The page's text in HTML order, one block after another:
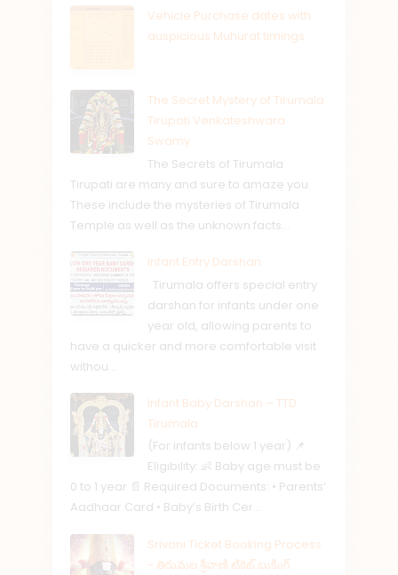
Vehicle Purchase dates with
auspicious Muhurat timings
The Secret Mystery of Tirumala
Tirupati Venkateshwara
Swamy
The Secrets of Tirumala
Tirupati are many and sure to amaze you.
These include the mysteries of Tirumala
Temple as well as the unknown facts...
Infant Entry Darshan
Tirumala offers special entry
darshan for infants under one
year old, allowing parents to
have a quicker and more comfortable visit
withou...
Infant Baby Darshan – TTD
Tirumala
(For infants below 1 year) 📌
Eligibility: 👶 Baby age must be
0 to 1 year 📄 Required Documents: • Parents’
Aadhaar Card • Baby’s Birth Cer...
Srivani Ticket Booking Process
- తిరుమల శ్రీవాణి టికెట్ బుకింగ్